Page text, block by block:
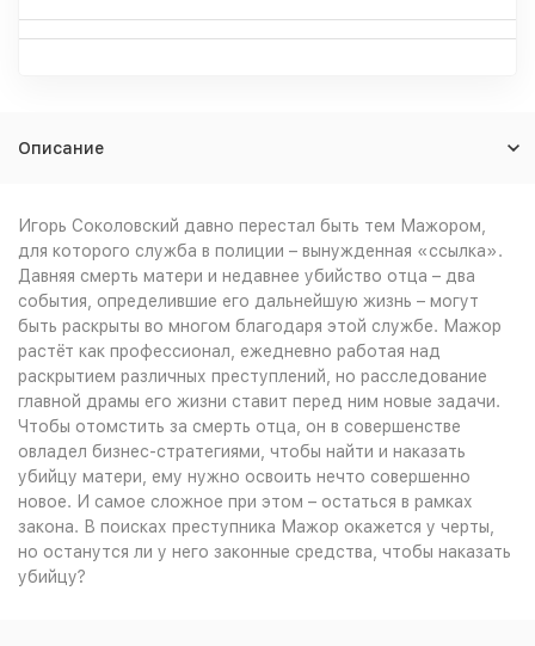
Описание
Игорь Соколовский давно перестал быть тем Мажором,
для которого служба в полиции – вынужденная «ссылка».
Давняя смерть матери и недавнее убийство отца – два
события, определившие его дальнейшую жизнь – могут
быть раскрыты во многом благодаря этой службе. Мажор
растёт как профессионал, ежедневно работая над
раскрытием различных преступлений, но расследование
главной драмы его жизни ставит перед ним новые задачи.
Чтобы отомстить за смерть отца, он в совершенстве
овладел бизнес-стратегиями, чтобы найти и наказать
убийцу матери, ему нужно освоить нечто совершенно
новое. И самое сложное при этом – остаться в рамках
закона. В поисках преступника Мажор окажется у черты,
но останутся ли у него законные средства, чтобы наказать
убийцу?